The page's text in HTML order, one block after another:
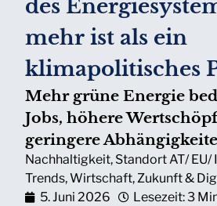
des
mehr ist als ein
klimapolitisches
Mehr grüne Energie
Jobs, höhere
geringere
Nachhaltigkeit, Standort AT/ EU/
Trends,Wirtschaft,Zukunft &
5. Juni 2026
Lesezeit: 3